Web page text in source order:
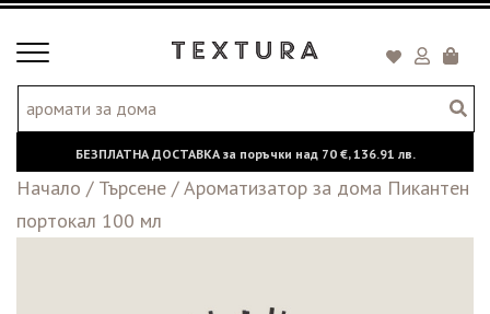
Toggle
БЕЗПЛАТНА ДОСТАВКА за поръчки над 70 €,136.91 лв.
Начало / Търсене /Ароматизатор за дома Пикантен
портокал 100 мл